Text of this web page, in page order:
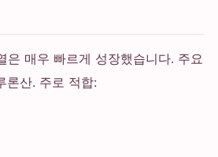
은 매우 빠르게 성장했습니다. 주요
론산. 주로 적합: